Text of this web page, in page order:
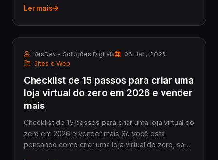
se é dono de uma PME ou administra um negócio
Ler mais
YesDev - Soluções Digitais
06 Jan, 2026
Sites e Web
Checklist de 15 passos para criar uma
loja virtual do zero em 2026 e vender
mais
Checklist de 15 passos para criar uma loja virtual do
zero em 2026 e vender mais Se você está
pensando como criar uma loja virtual do zero, sabe